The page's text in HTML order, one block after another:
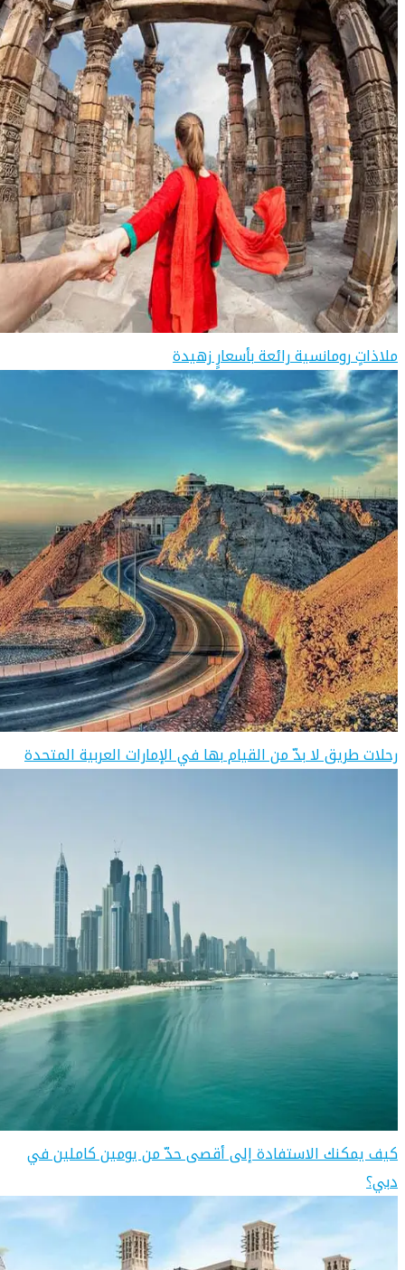
ملاذاتٍ رومانسية رائعة بأسعارٍ زهيدة
رحلات طريق لا بدّ من القيام بها في الإمارات العربية المتحدة
كيف يمكنك الاستفادة إلى أقصى حدّ من يومين كاملين في
دبي؟